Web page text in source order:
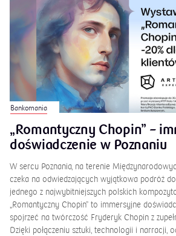
Bankomania
„Romantyczny Chopin” –
doświadczenie w Poznaniu
W sercu Poznania, na terenie
czeka na odwiedzających wyjątkowa podróż
jednego z najwybitniejszych polskich
„Romantyczny Chopin” to immersyjne
spojrzeć na twórczość Fryderyk Chopin z
Dzięki połączeniu sztuki, technologii i narracji,